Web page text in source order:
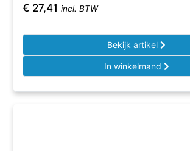
€ 27,41 incl. BTW
Bekijk artikel
In winkelmand